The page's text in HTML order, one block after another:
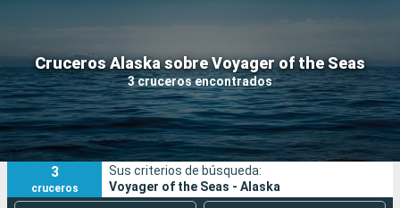
Cruceros Alaska sobre Voyager of the Seas
3 cruceros encontrados
Nuestros destinos
Fecha de salida
Puertos Compañías
Buscar
3
cruceros
Sus criterios de búsqueda:
Voyager of the Seas - Alaska